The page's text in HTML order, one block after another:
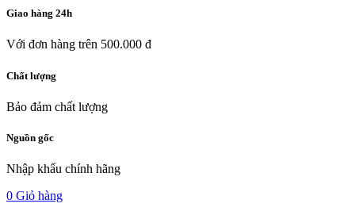
Giao hàng 24h
Với đơn hàng trên 500.000 đ
Chất lượng
Bảo đảm chất lượng
Nguồn gốc
Nhập khẩu chính hãng
0 Giỏ hàng